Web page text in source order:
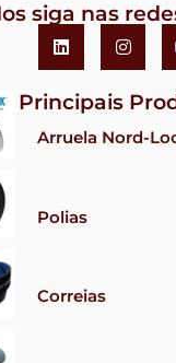
siga nas
Principais
Arruela Nord-
Polias
Correias